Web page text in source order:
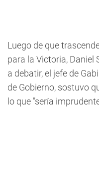
Luego de que
para la Victoria, Daniel
a debatir, el jefe de
de Gobierno, sostuvo
lo que "sería